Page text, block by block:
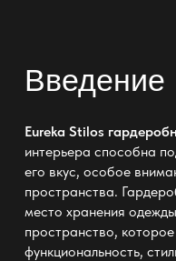
Введение
Eureka Stilos
интерьера способна
его вкус, особое
пространства.
место хранения
пространство,
функциональность,